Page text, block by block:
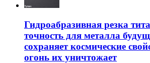
Гидроабразивная резка
точность для металла
сохраняет космические
огонь их уничтожает